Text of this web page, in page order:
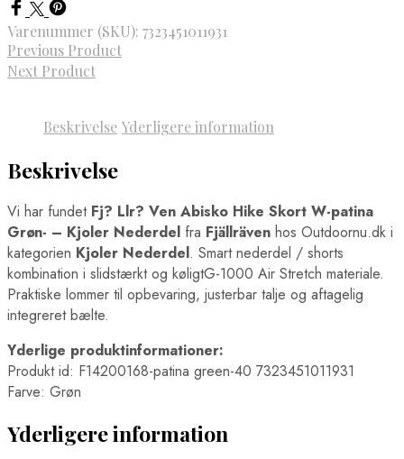
Varenummer (SKU): 7323451011931
Previous Product
Next Product
Beskrivelse Yderligere information
Beskrivelse
Vi har fundet Fj? Llr? Ven Abisko Hike Skort W-patina
Grøn- – Kjoler Nederdel fra Fjällräven hos Outdoornu.dk i
kategorien Kjoler Nederdel. Smart nederdel / shorts
kombination i slidstærkt og køligtG-1000 Air Stretch materiale.
Praktiske lommer til opbevaring, justerbar talje og aftagelig
integreret bælte.
Yderlige produktinformationer:
Produkt id: F14200168-patina green-40 7323451011931
Farve: Grøn
Yderligere information